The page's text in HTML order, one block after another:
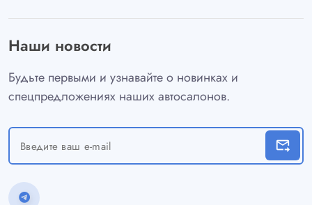
Наши новости
Будьте первыми и узнавайте о новинках и
спецпредложениях наших автосалонов.
forward_to_inbox